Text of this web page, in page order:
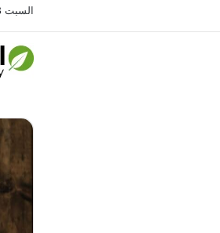
السبت 8 أغسطس 2026